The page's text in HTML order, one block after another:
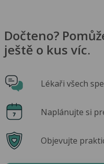
Dočteno?
ještě o kus víc.
Lékaři všech
Naplánujte si
Objevujte